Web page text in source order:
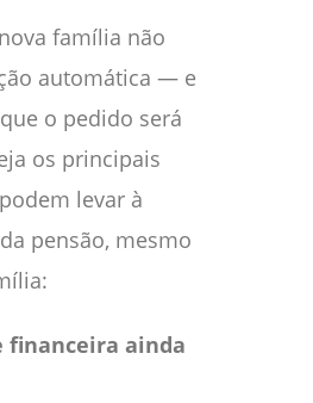
família não
automática — e
o pedido será
os principais
levar à
pensão, mesmo
financeira ainda